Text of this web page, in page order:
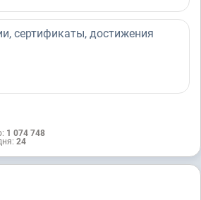
сертификаты, достижения
1 074 748
24